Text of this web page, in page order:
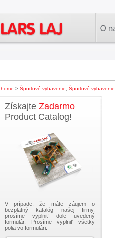
home > Športové vybavenie Športové vybavenie
Získajte Zadarmo
Product Catalog!
V prípade, že máte záujem o
bezplatný katalóg našej firmy,
prosíme vyplniť dole uvedený
formulár. Prosíme vyplniť všetky
polia vo formulári.